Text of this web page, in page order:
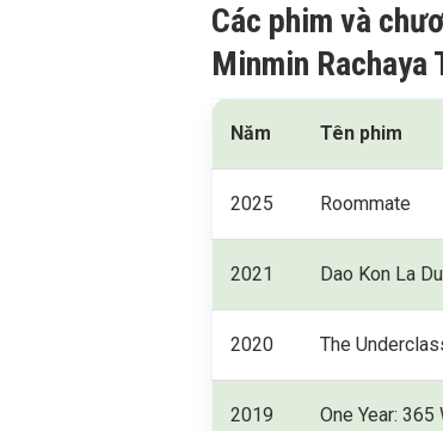
Các phim và
Minmin Rachaya
Năm Tên phim
2025 Roommate
2021 Dao Kon La
2020 The
2019 One Year: 365